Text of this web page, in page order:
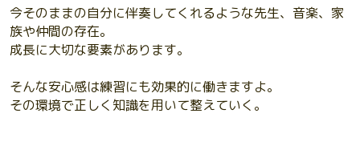
今そのままの自分に伴奏してくれるような先生、音楽、家
族や仲間の存在。
成長に大切な要素があります。
そんな安心感は練習にも効果的に働きますよ。
その環境で正しく知識を用いて整えていく。